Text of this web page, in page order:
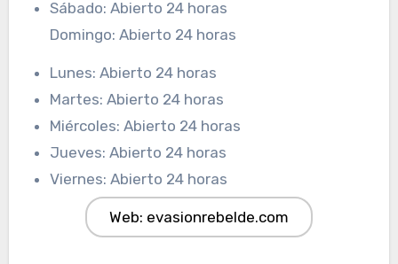
Sábado: Abierto 24 horas
Domingo: Abierto 24 horas
Lunes: Abierto 24 horas
Martes: Abierto 24 horas
Miércoles: Abierto 24 horas
Jueves: Abierto 24 horas
Viernes: Abierto 24 horas
Web: evasionrebelde.com